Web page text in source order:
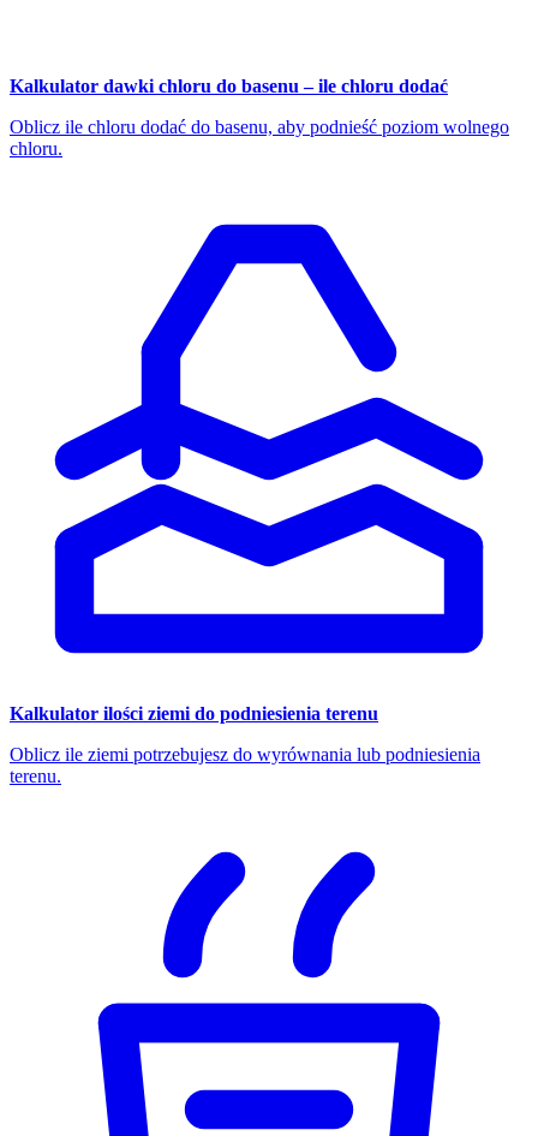
Kalkulator dawki chloru do basenu – ile chloru dodać
Oblicz ile chloru dodać do basenu, aby podnieść poziom wolnego
chloru.
Kalkulator ilości ziemi do podniesienia terenu
Oblicz ile ziemi potrzebujesz do wyrównania lub podniesienia
terenu.